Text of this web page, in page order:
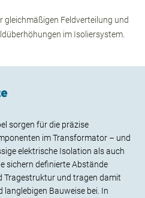
gleichmäßigen Feldverteilung und
im Isoliersystem.
sorgen für die präzise
im Transformator – und
elektrische Isolation als auch
sichern definierte Abstände
Tragestruktur und tragen damit
Bauweise bei. In